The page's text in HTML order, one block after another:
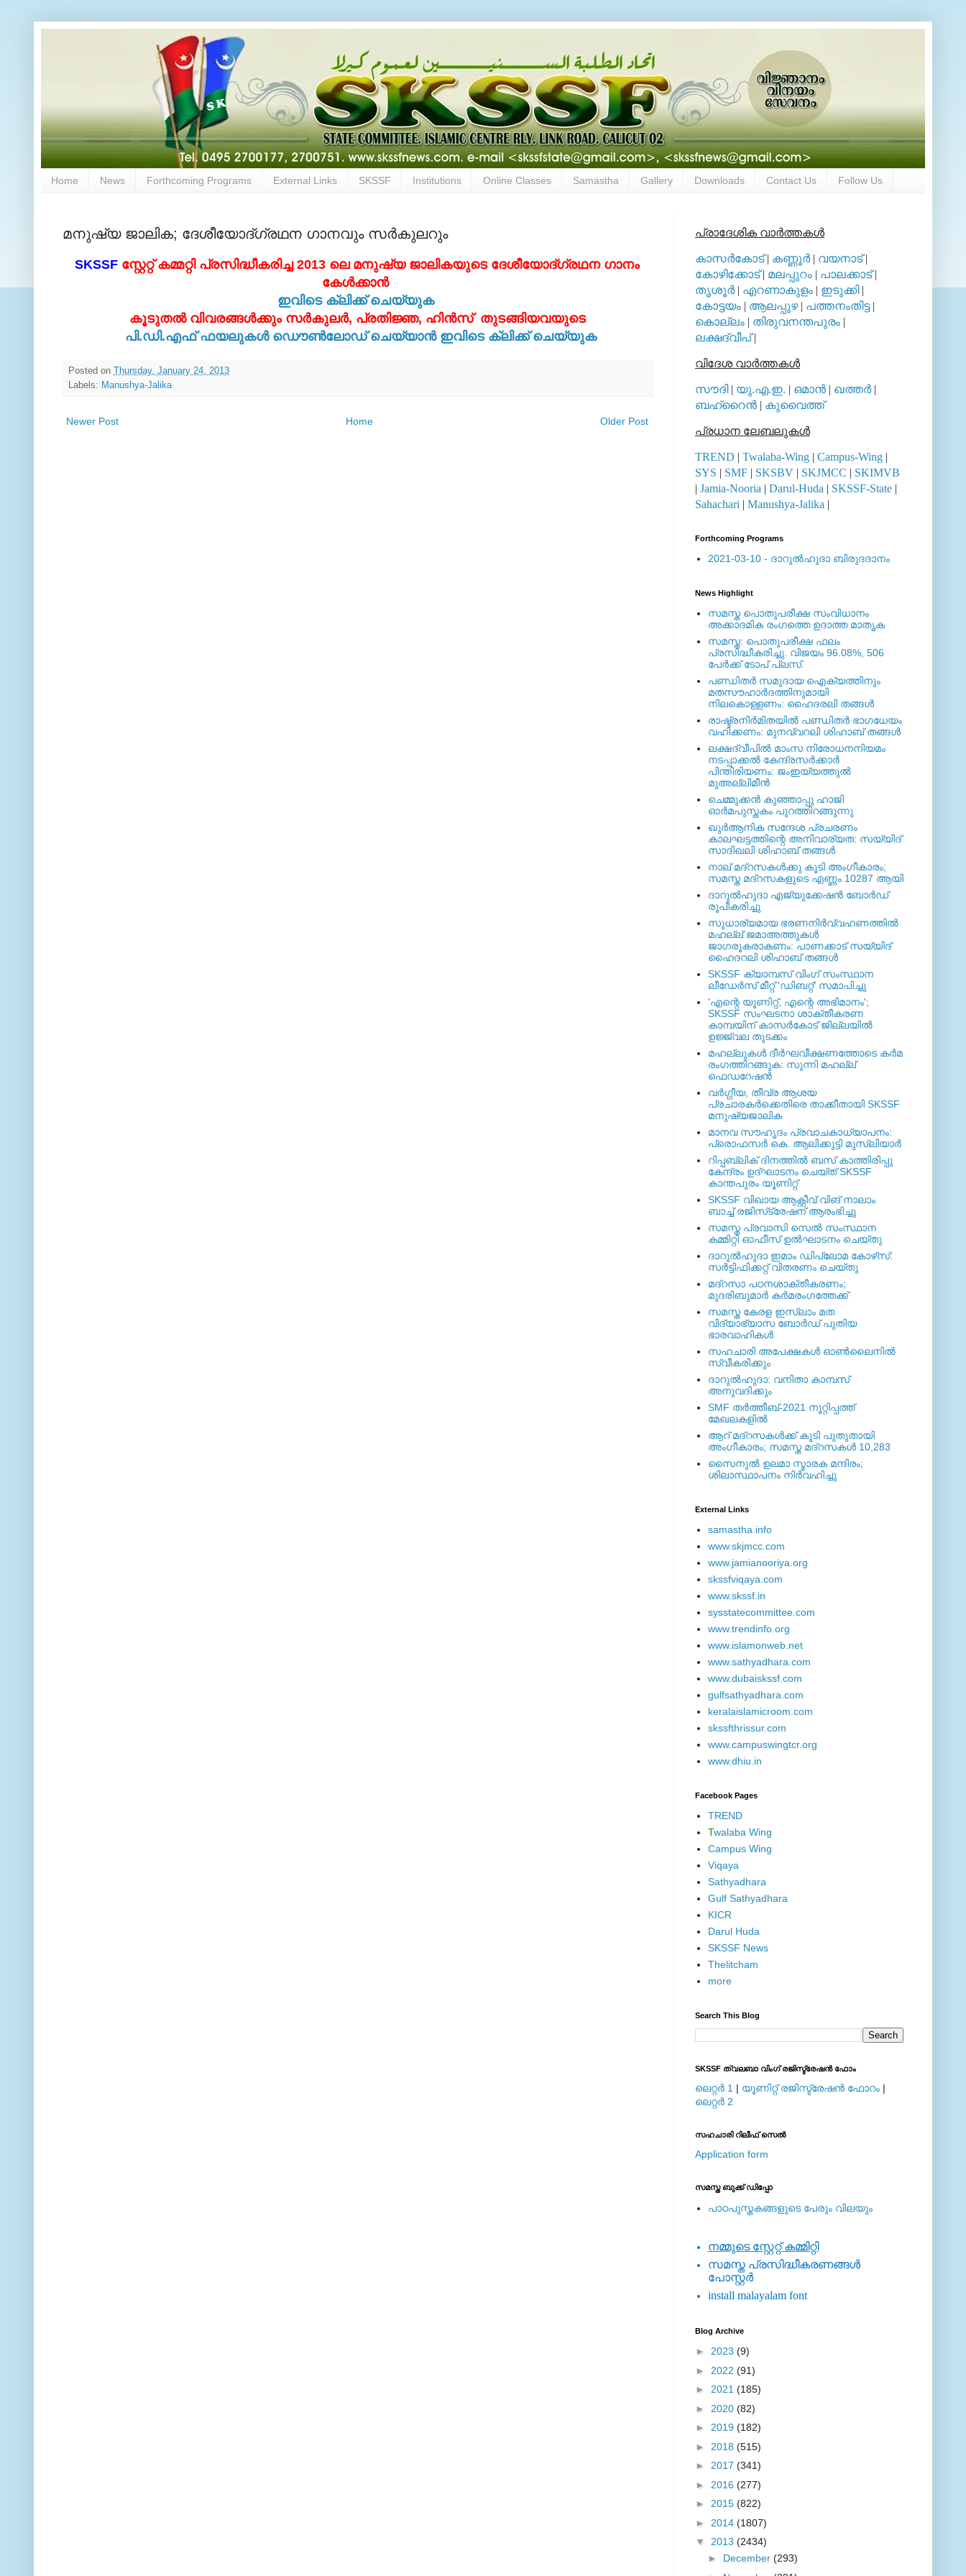
Home News Forthcoming Programs External Links SKSSF Institutions Online Classes Samastha Gallery Downloads Contact Us Follow Us
മനുഷ്യ ജാലിക; ദേശീയോദ്‌ഗ്രഥന ഗാനവും സര്‍കുലറും
SKSSF സ്റ്റേറ്റ് കമ്മറ്റി പ്രസിദ്ധീകരിച്ച 2013 ലെ മനുഷ്യ ജാലികയുടെ ദേശീയോദ്‌ഗ്രഥന ഗാനം
കേള്‍ക്കാന്‍
ഇവിടെ ക്ലിക്ക് ചെയ്യുക
കൂടുതല്‍ വിവരങ്ങള്‍ക്കും സര്‍കുലര്‍, പ്രതിജ്ഞ, ഹിന്‍സ് തുടങ്ങിയവയുടെ
പി.ഡി.എഫ് ഫയലുകള്‍ ഡൌണ്‍ലോഡ് ചെയ്യാന്‍ ഇവിടെ ക്ലിക്ക് ചെയ്യുക
Posted on Thursday, January 24, 2013
Labels: Manushya-Jalika
Newer Post Older Post
Home
പ്രാദേശിക വാര്‍ത്തകള്‍
കാസര്‍കോട്| കണ്ണൂര്‍| വയനാട്|
കോഴിക്കോട്| മലപ്പുറം | പാലക്കാട്|
തൃശൂര്‍| എറണാകുളം | ഇടുക്കി|
കോട്ടയം | ആലപ്പുഴ| പത്തനംതിട്ട|
കൊല്ലം | തിരുവനന്തപുരം |
ലക്ഷദ്വീപ്|
വിദേശ വാര്‍ത്തകള്‍
സൗദി| യു.എ.ഇ. | ഒമാന്‍ | ഖത്തര്‍|
ബഹ്റൈന്‍ | കുവൈത്ത്
പ്രധാന ലേബലുകള്‍
TREND | Twalaba-Wing | Campus-Wing |
SYS | SMF | SKSBV | SKJMCC | SKIMVB
| Jamia-Nooria | Darul-Huda | SKSSF-State |
Sahachari | Manushya-Jalika |
Forthcoming Programs
2021-03-10 - ദാറുല്‍ഹുദാ ബിരുദദാനം
News Highlight
സമസ്ത പൊതുപരീക്ഷ സംവിധാനം
അക്കാദമിക രംഗത്തെ ഉദാത്ത മാതൃക
സമസ്ത: പൊതുപരീക്ഷ ഫലം
പ്രസിദ്ധീകരിച്ചു. വിജയം 96.08%, 506
പേര്‍ക്ക് ടോപ് പ്ലസ്.
പണ്ഡിതര്‍ സമുദായ ഐക്യത്തിനും
മതസൗഹാര്‍ദത്തിനുമായി
നിലകൊള്ളണം: ഹൈദരലി തങ്ങള്‍
രാഷ്ട്രനിര്‍മിതയില്‍ പണ്ഡിതര്‍ ഭാഗധേയം
വഹിക്കണം: മുനവ്വറലി ശിഹാബ് തങ്ങള്‍
ലക്ഷദ്വീപില്‍ മാംസ നിരോധനനിയമം
നടപ്പാക്കല്‍ കേന്ദ്രസര്‍ക്കാര്‍
പിന്തിരിയണം: ജംഇയ്യത്തുല്‍
മുഅല്ലിമീന്‍
ചെമ്മുക്കന്‍ കുഞ്ഞാപ്പു ഹാജി
ഓര്‍മപുസ്തകം പുറത്തിറങ്ങുന്നു
ഖുര്‍ആനിക സന്ദേശ പ്രചരണം
കാലഘട്ടത്തിന്റെ അനിവാര്യത: സയ്യിദ്
സാദിഖലി ശിഹാബ് തങ്ങള്‍
നാല് മദ്‌റസകള്‍ക്കു കൂടി അംഗീകാരം;
സമസ്ത മദ്‌റസകളുടെ എണ്ണം 10287 ആയി
ദാറുല്‍ഹുദാ എജ്യുക്കേഷന്‍ ബോര്‍ഡ്
രൂപീകരിച്ചു
സുധാര്യമായ ഭരണനിര്‍വ്വഹണത്തില്‍
മഹല്ല് ജമാഅത്തുകള്‍
ജാഗരൂകരാകണം: പാണക്കാട് സയ്യിദ്
ഹൈദറലി ശിഹാബ് തങ്ങള്‍
SKSSF ക്യാമ്പസ് വിംഗ് സംസ്ഥാന
ലീഡേർസ് മീറ്റ് 'ഡിബറ്റ്' സമാപിച്ചു
'എന്റെ യൂണിറ്റ്, എന്റെ അഭിമാനം';
SKSSF സംഘടനാ ശാക്തീകരണ
കാമ്പയിന് കാസര്‍കോട് ജില്ലയില്‍
ഉജ്ജ്വല തുടക്കം
മഹല്ലുകള്‍ ദീര്‍ഘവീക്ഷണത്തോടെ കര്‍മ
രംഗത്തിറങ്ങുക: സുന്നി മഹല്ല്
ഫെഡറേഷന്‍
വര്‍ഗ്ഗീയ, തീവ്ര ആശയ
പ്രചാരകര്‍ക്കെതിരെ താക്കീതായി SKSSF
മനുഷ്യജാലിക
മാനവ സൗഹൃദം പ്രവാചകാധ്യാപനം:
പ്രൊഫസർ കെ. ആലിക്കുട്ടി മുസ്ലിയാർ
റിപ്പബ്ലിക് ദിനത്തില്‍ ബസ് കാത്തിരിപ്പു
കേന്ദ്രം ഉദ്ഘാടനം ചെയ്ത്‌ SKSSF
കാന്തപുരം യൂണിറ്റ്
SKSSF വിഖായ ആക്റ്റീവ് വിങ് നാലാം
ബാച്ച് രജിസ്‌ട്രേഷന് ആരംഭിച്ചു
സമസ്ത പ്രവാസി സെല്‍ സംസ്ഥാന
കമ്മിറ്റി ഓഫീസ് ഉല്‍ഘാടനം ചെയ്തു
ദാറുല്‍ഹുദാ ഇമാം ഡിപ്ലോമ കോഴ്‌സ്:
സര്‍ട്ടിഫിക്കറ്റ് വിതരണം ചെയ്തു
മദ്‌റസാ പഠനശാക്തീകരണം;
മുദരിബുമാര്‍ കര്‍മരംഗത്തേക്ക്
സമസ്ത കേരള ഇസ്ലാം മത
വിദ്യാഭ്യാസ ബോര്‍ഡ് പുതിയ
ഭാരവാഹികള്‍
സഹചാരി അപേക്ഷകൾ ഓൺലൈനിൽ
സ്വീകരിക്കും
ദാറുല്‍ഹുദാ: വനിതാ കാമ്പസ്
അനുവദിക്കും
SMF തര്‍ത്തീബ്-2021 നൂറ്റിപ്പത്ത്
മേഖലകളില്‍
ആറ് മദ്റസകള്‍ക്ക് കൂടി പുതുതായി
അംഗീകാരം; സമസ്ത മദ്റസകള്‍ 10,283
സൈനുല്‍ ഉലമാ സ്മാരക മന്ദിരം;
ശിലാസ്ഥാപനം നിര്‍വഹിച്ചു
External ‎Links
samastha.info
www.skjmcc.com
www.jamianooriya.org
skssfviqaya.com
www.skssf.in
sysstatecommittee.com
www.trendinfo.org
www.islamonweb.net
www.sathyadhara.com
www.dubaiskssf.com
gulfsathyadhara.com
keralaislamicroom.com
skssfthrissur.com
www.campuswingtcr.org
www.dhiu.in
Facebook Pages
TREND
Twalaba Wing
Campus Wing
Viqaya
Sathyadhara
Gulf Sathyadhara
KICR
Darul Huda
SKSSF News
Thelitcham
more
Search This Blog
SKSSF ത്വലബാ വിംഗ് രജിസ്ട്രേഷന്‍ ഫോം
ലെറ്റര്‍ 1 | യൂണിറ്റ് രജിസ്ട്രേഷന്‍ ഫോറം |
ലെറ്റര്‍ 2
സഹചാരി റിലീഫ് സെല്‍
Application form
സമസ്ത ബുക്ക് ഡിപ്പോ
പാഠപുസ്തകങ്ങളുടെ പേരും വിലയും
നമ്മുടെ സ്റ്റേറ്റ് കമ്മിറ്റി
സമസ്ത പ്രസിദ്ധീകരണങ്ങള്‍
പോസ്റ്റര്‍
install malayalam font
Blog Archive
► 2023 (9)
► 2022 (91)
► 2021 (185)
► 2020 (82)
► 2019 (182)
► 2018 (515)
► 2017 (341)
► 2016 (277)
► 2015 (822)
► 2014 (1807)
▼ 2013 (2434)
► December (293)